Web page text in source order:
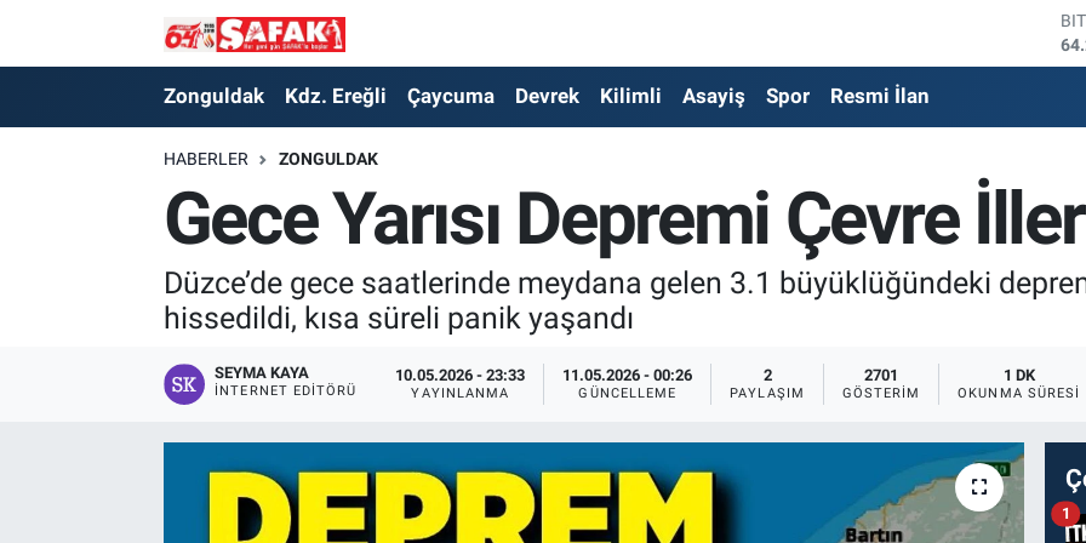
Zonguldak Kdz. Ereğli Çaycuma Devrek Kilimli Asayiş Spor Resmi İlan
HABERLER ZONGULDAK
Gece Yarısı Depremi Çevre
Düzce’de gece saatlerinde meydana gelen 3.1 büyüklüğündeki
hissedildi, kısa süreli panik yaşandı
SEYMA KAYA
İNTERNET EDITÖRÜ
10.05.2026 - 23:33
YAYINLANMA
11.05.2026 - 00:26
GÜNCELLEME
2
PAYLAŞIM
2701
GÖSTERIM
1 DK
OKUNMA SÜRESI
1
Zonguldak
Kdz. Ereğli
Zonguldak Nöbetçi Eczaneler
Zonguldak Hava Durumu
Zonguldak Namaz Vakitleri
Zonguldak Trafik Yoğunluk Haritası
Süper Lig Puan Durumu ve Fikstür
Tüm Manşetler
Son Dakika Haberleri